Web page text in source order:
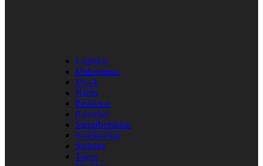
Laglekar
Midsommar
Musik
Namn
Påsklekar
Rastlekar
Samarbetslekar
Snabbalekar
Stafetter
Tagen